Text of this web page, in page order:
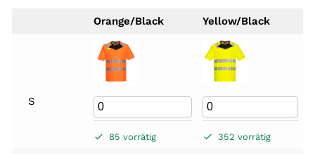
Orange/Black Yellow/Black
S
85 vorrätig 352 vorrätig